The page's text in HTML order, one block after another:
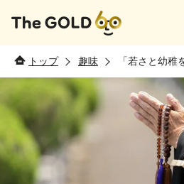
トップ 趣味 「若さと幼